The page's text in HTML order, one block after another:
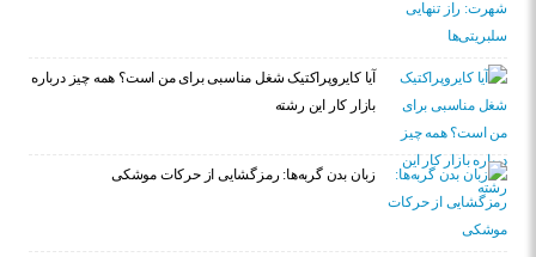
آیا کایروپراکتیک شغل مناسبی برای من است؟ همه چیز درباره
بازار کار این رشته
زبان بدن گربه‌ها: رمزگشایی از حرکات موشکی